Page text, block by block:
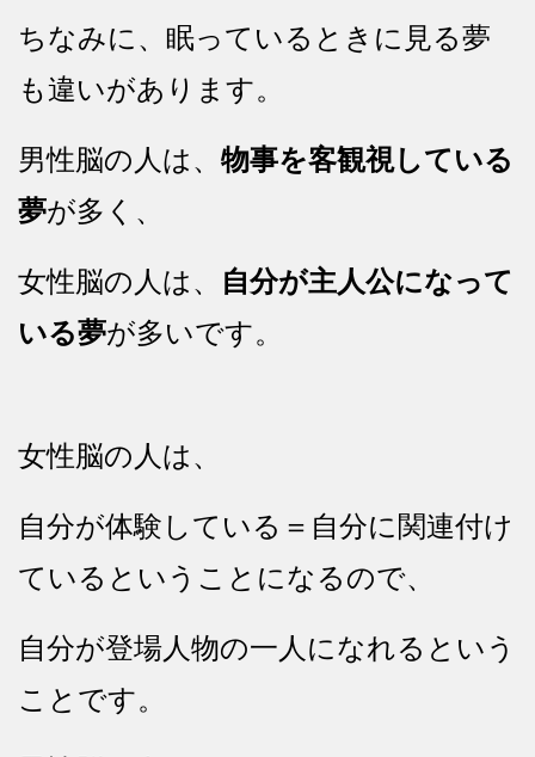
ちなみに、眠っているときに見る夢
も違いがあります。
男性脳の人は、 物事を客観視している
夢が多く、
女性脳の人は、
自分が主人公になって
いる夢が多いです。
女性脳の人は、
自分が体験している＝自分に関連付け
ているということになるので、
自分が登場人物の一人になれるという
ことです。